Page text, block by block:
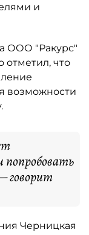
и
ООО "Ракурс"
отметил, что
возможности
попробовать
говорит
Черницкая